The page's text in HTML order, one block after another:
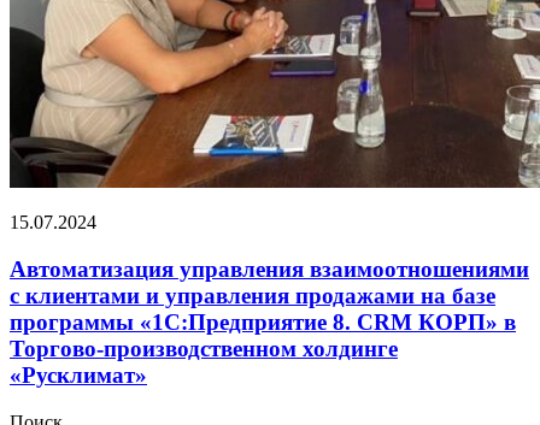
15.07.2024
Автоматизация управления взаимоотношениями
с клиентами и управления продажами на базе
программы «1С:Предприятие 8. CRM КОРП» в
Торгово-производственном холдинге
«Русклимат»